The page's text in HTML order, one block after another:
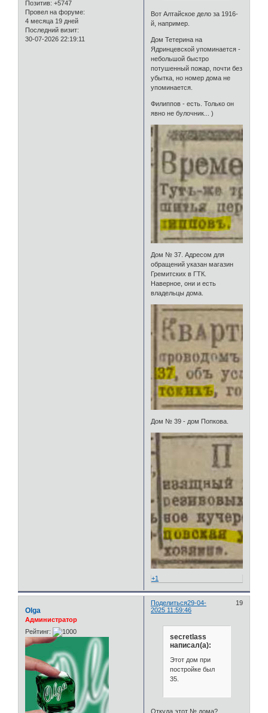
Позитив: +5747
Провел на форуме:
4 месяца 19 дней
Последний визит:
30-07-2026 22:19:11
Вот Алтайское дело за 1916-
й, например.
Дом Тетерина на
Ядринцевской упоминается -
небольшой быстро
потушенный пожар, почти без
убытка, но номер дома не
упоминается.
Филиппов - есть. Только он
явно не булочник... )
Дом № 37. Адресом для
обращений указан магазин
Гремитских в ГТК.
Наверное, они и есть
владельцы дома.
Дом № 39 - дом Попкова.
+1
Поделиться 19
29-04-
2025 11:59:46
Olga
Администратор
Рейтинг:
secretlass
написал(а):
Этот дом при
постройке был
35.
Откуда этот № дома?